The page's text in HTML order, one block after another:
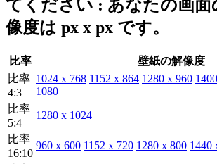
てください : あなたの画面
像度は px x px です。
比率
壁紙の解像度
比率
4:3
1024 x 768 1152 x 864 1280 x 960
1080
比率
5:4
1280 x 1024
比率
16:10
960 x 600 1152 x 720 1280 x 800 1440